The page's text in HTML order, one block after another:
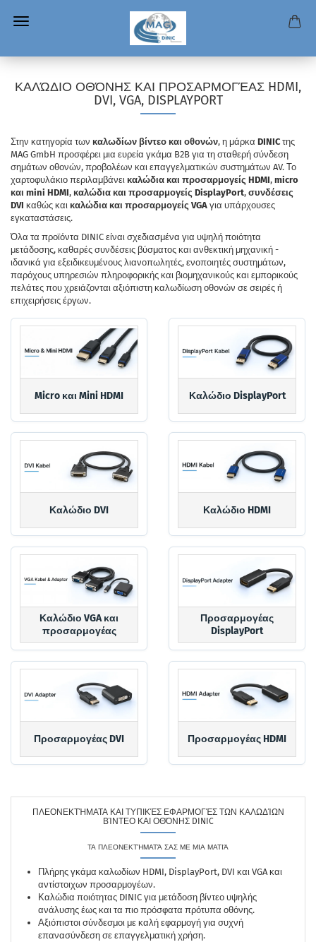
ΚΑΛΏΔΙΟ ΟΘΌΝΗΣ ΚΑΙ ΠΡΟΣΑΡΜΟΓΈΑΣ HDMI,
DVI, VGA, DISPLAYPORT
Στην κατηγορία των καλωδίων βίντεο και οθονών, η μάρκα DINIC της
MAG GmbH προσφέρει μια ευρεία γκάμα B2B για τη σταθερή σύνδεση
σημάτων οθονών, προβολέων και επαγγελματικών συστημάτων AV. Το
χαρτοφυλάκιο περιλαμβάνει καλώδια και προσαρμογείς HDMI, micro
και mini HDMI, καλώδια και προσαρμογείς DisplayPort, συνδέσεις
DVI καθώς και καλώδια και προσαρμογείς VGA για υπάρχουσες
εγκαταστάσεις.
Όλα τα προϊόντα DINIC είναι σχεδιασμένα για υψηλή ποιότητα
μετάδοσης, καθαρές συνδέσεις βύσματος και ανθεκτική μηχανική -
ιδανικά για εξειδικευμένους λιανοπωλητές, ενοποιητές συστημάτων,
παρόχους υπηρεσιών πληροφορικής και βιομηχανικούς και εμπορικούς
πελάτες που χρειάζονται αξιόπιστη καλωδίωση οθονών σε σειρές ή
επιχειρήσεις έργων.
Micro και Mini HDMI Καλώδιο DisplayPort
Καλώδιο DVI Καλώδιο HDMI
Καλώδιο VGA και
προσαρμογέας
Προσαρμογέας
DisplayPort
Προσαρμογέας DVI Προσαρμογέας HDMI
ΠΛΕΟΝΕΚΤΉΜΑΤΑ ΚΑΙ ΤΥΠΙΚΈΣ ΕΦΑΡΜΟΓΈΣ ΤΩΝ ΚΑΛΩΔΊΩΝ
ΒΊΝΤΕΟ ΚΑΙ ΟΘΌΝΗΣ DINIC
ΤΑ ΠΛΕΟΝΕΚΤΉΜΑΤΆ ΣΑΣ ΜΕ ΜΙΑ ΜΑΤΙΆ
Πλήρης γκάμα καλωδίων HDMI, DisplayPort, DVI και VGA και
αντίστοιχων προσαρμογέων.
Καλώδια ποιότητας DINIC για μετάδοση βίντεο υψηλής
ανάλυσης έως και τα πιο πρόσφατα πρότυπα οθόνης.
Αξιόπιστοι σύνδεσμοι με καλή εφαρμογή για συχνή
επανασύνδεση σε επαγγελματική χρήση.